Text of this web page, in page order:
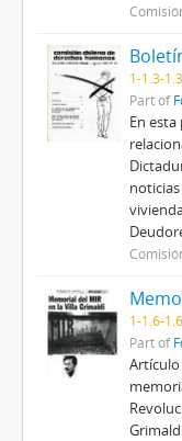
1-1.3-
Part of
En
1-1.6-
Part of